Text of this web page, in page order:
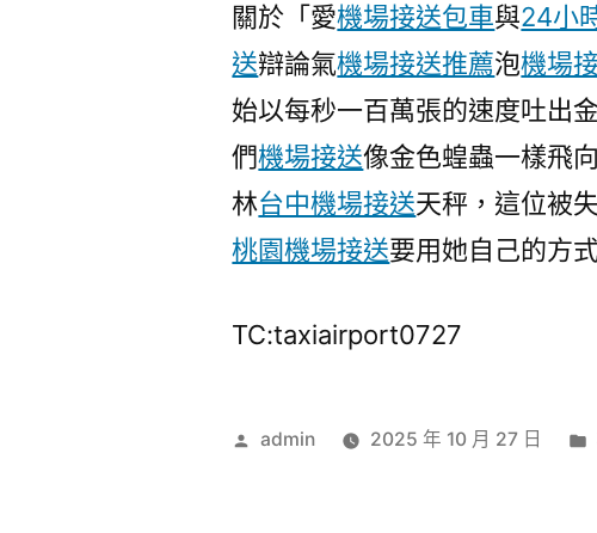
關於「愛機場接送包車與24小
送辯論氣機場接送推薦泡機場
始以每秒一百萬張的速度吐出
們機場接送像金色蝗蟲一樣飛
林台中機場接送天秤，這位被
桃園機場接送要用她自己的方
TC:taxiairport0727
作
admin 2025 年 10 月 27 日